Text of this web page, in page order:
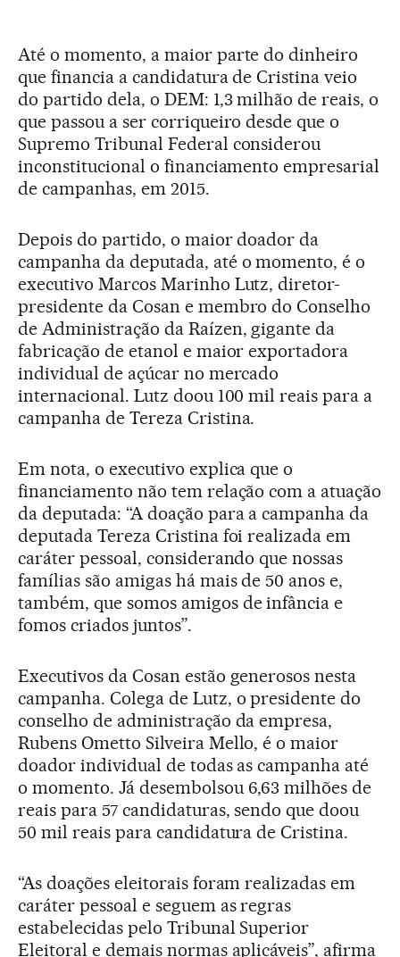
Até o momento, a maior parte do dinheiro
que financia a candidatura de Cristina veio
do partido dela, o DEM: 1,3 milhão de reais, o
que passou a ser corriqueiro desde que o
Supremo Tribunal Federal considerou
inconstitucional o financiamento empresarial
de campanhas, em 2015.
Depois do partido, o maior doador da
campanha da deputada, até o momento, é o
executivo Marcos Marinho Lutz, diretor-
presidente da Cosan e membro do Conselho
de Administração da Raízen, gigante da
fabricação de etanol e maior exportadora
individual de açúcar no mercado
internacional. Lutz doou 100 mil reais para a
campanha de Tereza Cristina.
Em nota, o executivo explica que o
financiamento não tem relação com a atuação
da deputada: “A doação para a campanha da
deputada Tereza Cristina foi realizada em
caráter pessoal, considerando que nossas
famílias são amigas há mais de 50 anos e,
também, que somos amigos de infância e
fomos criados juntos”.
Executivos da Cosan estão generosos nesta
campanha. Colega de Lutz, o presidente do
conselho de administração da empresa,
Rubens Ometto Silveira Mello, é o maior
doador individual de todas as campanha até
o momento. Já desembolsou 6,63 milhões de
reais para 57 candidaturas, sendo que doou
50 mil reais para candidatura de Cristina.
“As doações eleitorais foram realizadas em
caráter pessoal e seguem as regras
estabelecidas pelo Tribunal Superior
Eleitoral e demais normas aplicáveis”, afirma